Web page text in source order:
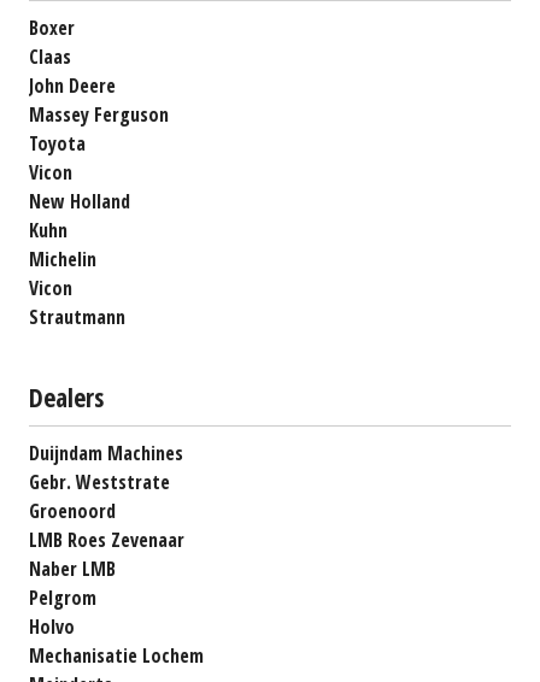
Boxer
Claas
John Deere
Massey Ferguson
Toyota
Vicon
New Holland
Kuhn
Michelin
Vicon
Strautmann
Dealers
Duijndam Machines
Gebr. Weststrate
Groenoord
LMB Roes Zevenaar
Naber LMB
Pelgrom
Holvo
Mechanisatie Lochem